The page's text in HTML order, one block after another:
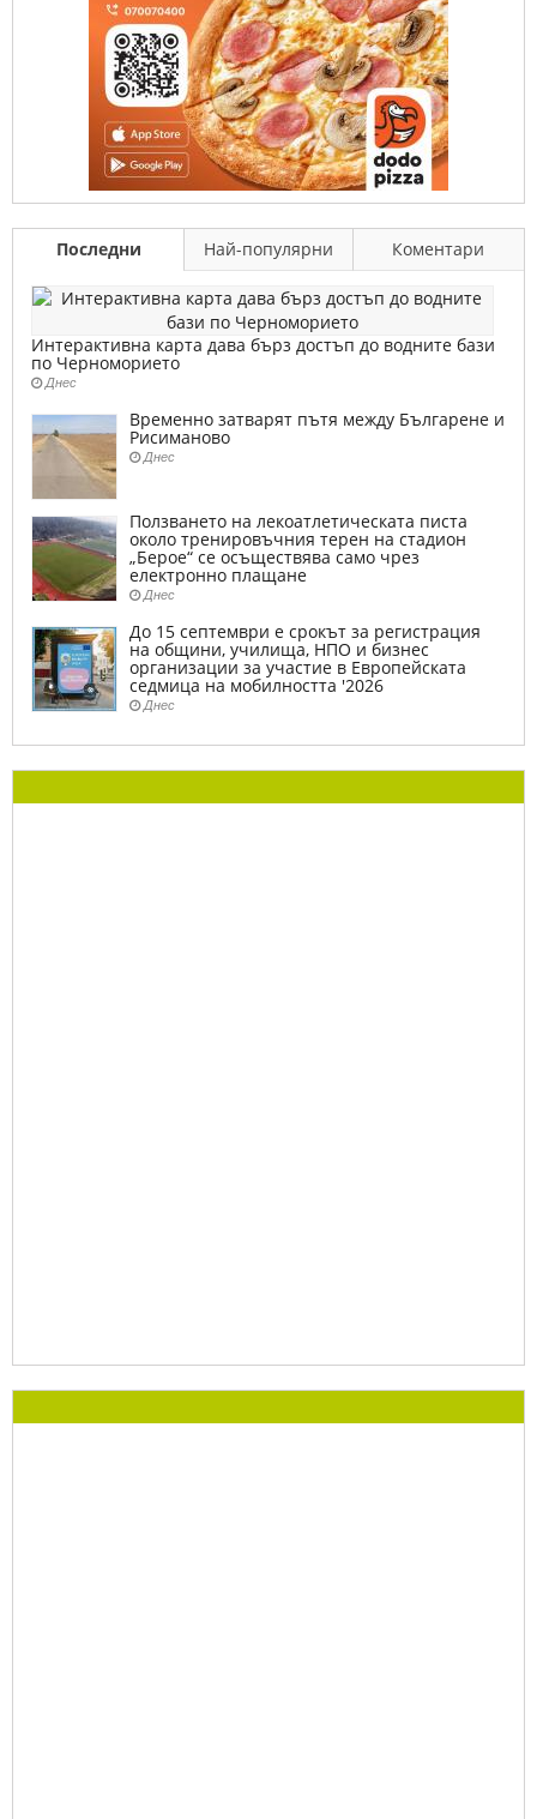
Последни Най-популярни Коментари
Интерактивна карта дава бърз достъп до водните бази
по Черноморието
Днес
Временно затварят пътя между Българене и
Рисиманово
Днес
Ползването на лекоатлетическата писта
около тренировъчния терен на стадион
„Берое“ се осъществява само чрез
електронно плащане
Днес
До 15 септември е срокът за регистрация
на общини, училища, НПО и бизнес
организации за участие в Европейската
седмица на мобилността '2026
Днес